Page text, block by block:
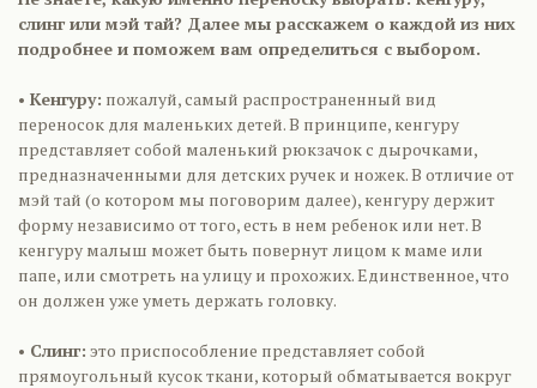
слинг или мэй тай? Далее мы расскажем о каждой из них
подробнее и поможем вам определиться с выбором.
• Кенгуру: пожалуй, самый распространенный вид
переносок для маленьких детей. В принципе, кенгуру
представляет собой маленький рюкзачок с дырочками,
предназначенными для детских ручек и ножек. В отличие от
мэй тай (о котором мы поговорим далее), кенгуру держит
форму независимо от того, есть в нем ребенок или нет. В
кенгуру малыш может быть повернут лицом к маме или
папе, или смотреть на улицу и прохожих. Единственное, что
он должен уже уметь держать головку.
• Слинг: это приспособление представляет собой
прямоугольный кусок ткани, который обматывается вокруг